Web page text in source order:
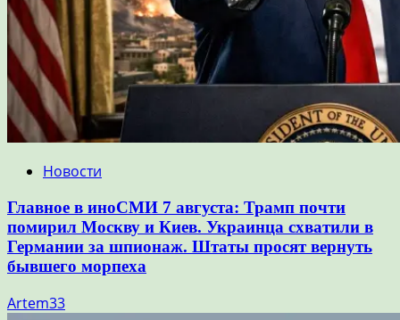
Новости
Главное в иноСМИ 7 августа: Трамп почти
помирил Москву и Киев. Украинца схватили в
Германии за шпионаж. Штаты просят вернуть
бывшего морпеха
Artem33